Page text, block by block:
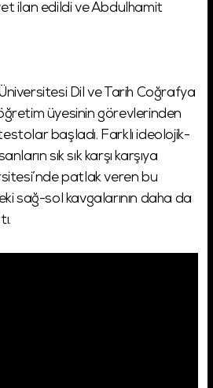
ilan edildi ve Abdulhamit
Dil ve Tarih Coğrafya
üyesinin görevlerinden
başladı. Farklı ideolojik-
sık sık karşı karşıya
patlak veren bu
sağ-sol kavgalarının daha da